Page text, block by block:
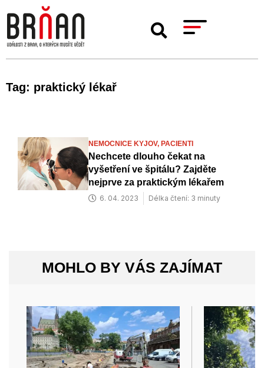
Tag: praktický lékař
NEMOCNICE KYJOV, PACIENTI
Nechcete dlouho čekat na
vyšetření ve špitálu? Zajděte
nejprve za praktickým lékařem
6. 04. 2023 Délka čtení: 3 minuty
MOHLO BY VÁS ZAJÍMAT